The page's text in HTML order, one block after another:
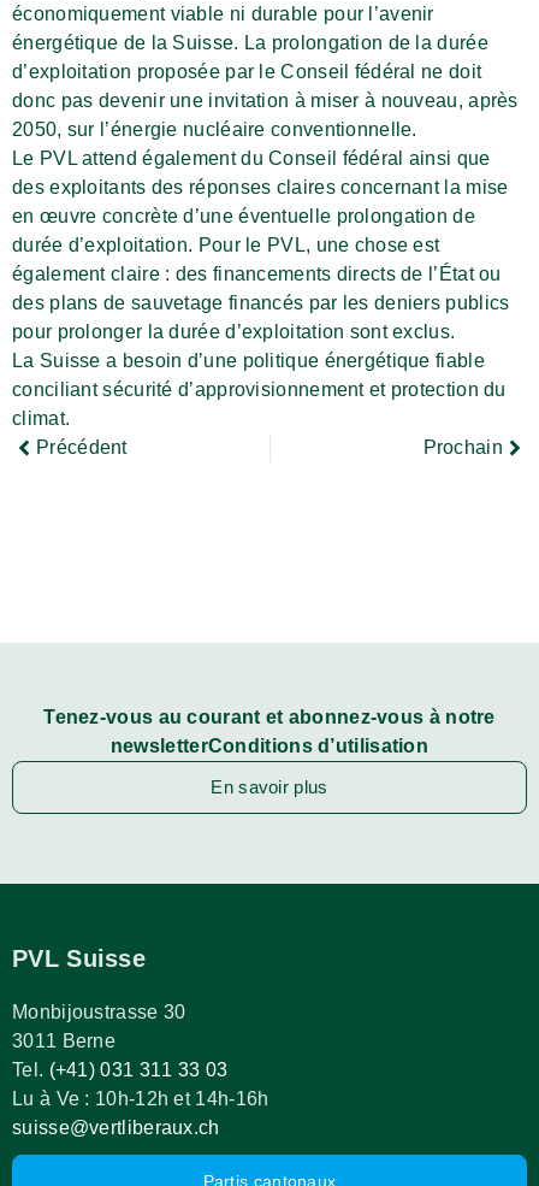
économiquement viable ni durable pour l’avenir
énergétique de la Suisse. La prolongation de la durée
d’exploitation proposée par le Conseil fédéral ne doit
donc pas devenir une invitation à miser à nouveau, après
2050, sur l’énergie nucléaire conventionnelle.
Le PVL attend également du Conseil fédéral ainsi que
des exploitants des réponses claires concernant la mise
en œuvre concrète d’une éventuelle prolongation de
durée d’exploitation. Pour le PVL, une chose est
également claire : des financements directs de l’État ou
des plans de sauvetage financés par les deniers publics
pour prolonger la durée d’exploitation sont exclus.
La Suisse a besoin d’une politique énergétique fiable
conciliant sécurité d’approvisionnement et protection du
climat.
Précédent
Prochain
Tenez-vous au courant et abonnez-vous à notre
newsletterConditions d’utilisation
En savoir plus
PVL Suisse
Monbijoustrasse 30
3011 Berne
Tel. (+41) 031 311 33 03
Lu à Ve : 10h-12h et 14h-16h
suisse@vertliberaux.ch
Partis cantonaux